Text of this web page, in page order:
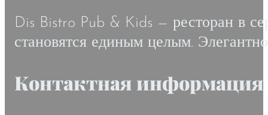
Dis Bistro Pub & Kids — ресторан в
становятся единым целым.
Контактная информация